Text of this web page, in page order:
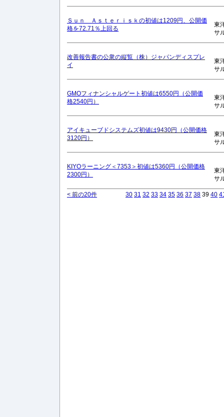
Ｓｕｎ Ａｓｔｅｒｉｓｋの初値は1209円、公開価
格を72.71％上回る
東
サ
改善報告書の公衆の縦覧（株）ジャパンディスプレ
イ
東
サ
GMOフィナンシャルゲート初値は6550円（公開価
格2540円）
東
サ
アイキューブドシステムズ初値は9430円（公開価格
3120円）
東
サ
KIYOラーニング＜7353＞初値は5360円（公開価格
2300円）
東
サ
< 前の20件 30 31 32 33 34 35 36 37 38 39 40